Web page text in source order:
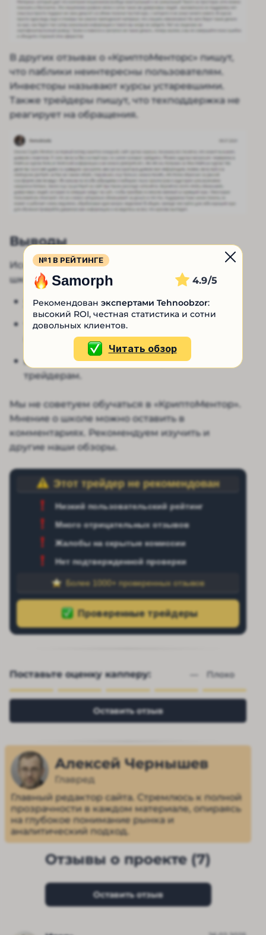
В других отзывах о «КриптоМенторс» пишут,
что паблики неинтересны пользователям.
Инвесторы называют курсы устаревшими.
Также трейдеры пишут, что техподдержка не
реагирует на обращения.
Выводы
Исследование «Крипто Менторс» и отзывов о
школе показало, что:
у организации нет сертификатов;
трейдеры пишут про неактуальность
контент в пабликах неинтересен
трейдерам.
Мы не советуем обучаться в «КриптоМентор».
Мнение о школе можно оставить в
комментариях. Рекомендуем изучить и
другие наши обзоры.
Этот трейдер не рекомендован
Низкий пользовательский рейтинг
Много отрицательных отзывов
Жалобы на скрытые комиссии
Нет подтвержденной проверки
Более 1000+ проверенных отзывов
Поставьте оценку капперу: — Плохо
Оставить отзыв
Алексей Чернышев
Главред
Главный редактор сайта. Стремлюсь к полной
прозрачности в каждом материале, опираясь
на глубокое понимание рынка и
аналитический подход.
Отзывы о проекте (7)
Оставить отзыв
№1 В РЕЙТИНГЕ
Samorph 4.9
Рекомендован экспертами Tehnoobzor:
высокий ROI, честная статистика и сотни
довольных клиентов.
Читать обзор